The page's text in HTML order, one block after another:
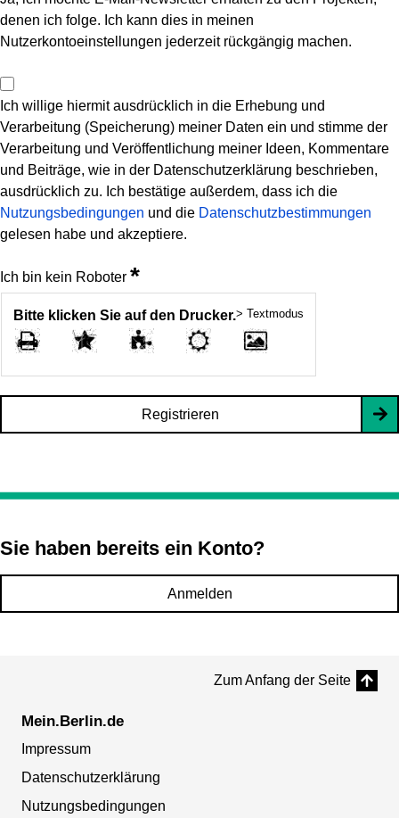
denen ich folge. Ich kann dies in meinen
Nutzerkontoeinstellungen jederzeit rückgängig machen.
Ich willige hiermit ausdrücklich in die Erhebung und
Verarbeitung (Speicherung) meiner Daten ein und stimme der
Verarbeitung und Veröffentlichung meiner Ideen, Kommentare
und Beiträge, wie in der Datenschutzerklärung beschrieben,
ausdrücklich zu. Ich bestätige außerdem, dass ich die
Nutzungsbedingungen und die Datenschutzbestimmungen
gelesen habe und akzeptiere.
Ich bin kein Roboter *
Bitte klicken Sie auf den Drucker.> Textmodus
Registrieren
Sie haben bereits ein Konto?
Anmelden
Zum Anfang der Seite
Mein.Berlin.de
Impressum
Datenschutzerklärung
Nutzungsbedingungen